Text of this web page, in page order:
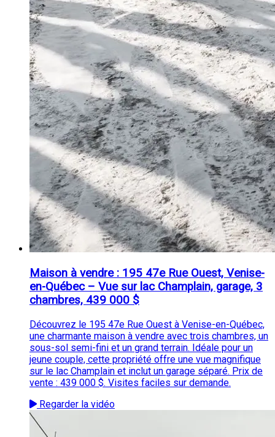
Maison à vendre : 195 47e Rue Ouest, Venise-
en-Québec – Vue sur lac Champlain, garage, 3
chambres, 439 000 $
Découvrez le 195 47e Rue Ouest à Venise-en-Québec,
une charmante maison à vendre avec trois chambres, un
sous-sol semi-fini et un grand terrain. Idéale pour un
jeune couple, cette propriété offre une vue magnifique
sur le lac Champlain et inclut un garage séparé. Prix de
vente : 439 000 $. Visites faciles sur demande.
Regarder la vidéo